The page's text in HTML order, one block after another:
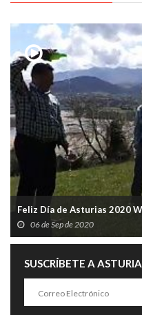
Feliz Día de Asturias 2020
06 de Sep de 2020
SUSCRÍBETE A